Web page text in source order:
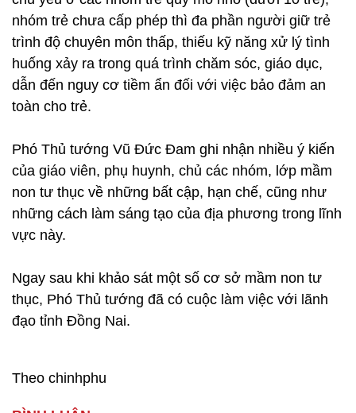
nhóm trẻ chưa cấp phép thì đa phần người giữ trẻ
trình độ chuyên môn thấp, thiếu kỹ năng xử lý tình
huống xảy ra trong quá trình chăm sóc, giáo dục,
dẫn đến nguy cơ tiềm ẩn đối với việc bảo đảm an
toàn cho trẻ.
Phó Thủ tướng Vũ Đức Đam ghi nhận nhiều ý kiến
của giáo viên, phụ huynh, chủ các nhóm, lớp mầm
non tư thục về những bất cập, hạn chế, cũng như
những cách làm sáng tạo của địa phương trong lĩnh
vực này.
Ngay sau khi khảo sát một số cơ sở mầm non tư
thục, Phó Thủ tướng đã có cuộc làm việc với lãnh
đạo tỉnh Đồng Nai.
Theo chinhphu